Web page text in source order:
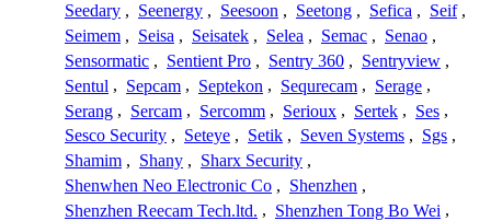
Seedary , Seenergy , Seesoon , Seetong , Sefica , Seif ,
Seimem , Seisa , Seisatek , Selea , Semac , Senao ,
Sensormatic , Sentient Pro , Sentry 360 , Sentryview ,
Sentul , Sepcam , Septekon , Sequrecam , Serage ,
Serang , Sercam , Sercomm , Serioux , Sertek , Ses ,
Sesco Security , Seteye , Setik , Seven Systems , Sgs ,
Shamim , Shany , Sharx Security ,
Shenwhen Neo Electronic Co , Shenzhen ,
Shenzhen Reecam Tech.ltd. , Shenzhen Tong Bo Wei ,